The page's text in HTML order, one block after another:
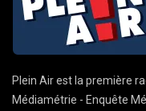
Plein Air est la première
Médiamétrie - Enquête